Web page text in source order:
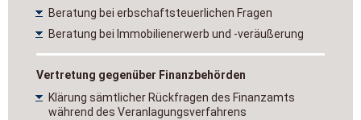
Beratung bei erbschaftsteuerlichen Fragen
Beratung bei Immobilienerwerb und -veräußerung
Vertretung gegenüber Finanzbehörden
Klärung sämtlicher Rückfragen des Finanzamts
während des Veranlagungsverfahrens